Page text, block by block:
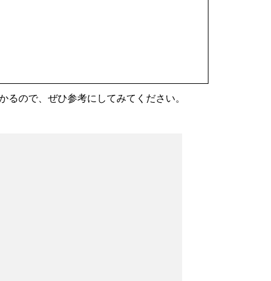
ので、ぜひ参考にしてみてください。